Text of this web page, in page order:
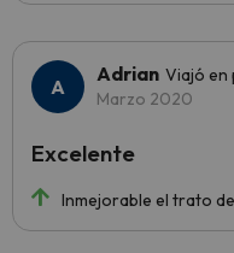
Adrian Viajó en
Marzo 2020
Inmejorable el trato
Excelente